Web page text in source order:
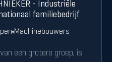
- Industriële
familiebedrijf
Machinebouwers
een grotere groep, is